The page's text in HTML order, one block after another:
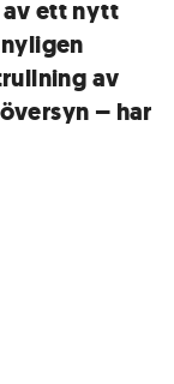
ett nytt
av
– har